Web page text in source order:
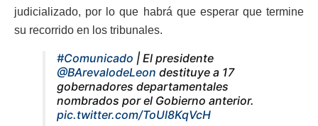
judicializado, por lo que habrá que esperar que termine
su recorrido en los tribunales.
#Comunicado | El presidente
@BArevalodeLeon destituye a 17
gobernadores departamentales
nombrados por el Gobierno anterior.
pic.twitter.com/ToUl8KqVcH